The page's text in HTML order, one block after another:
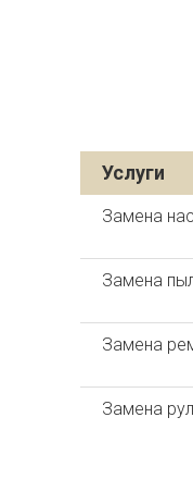
Услуги
Замена
Замена
Замена
Замена